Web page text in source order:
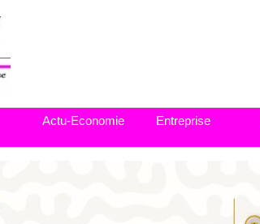
Actu-Economie Entreprise